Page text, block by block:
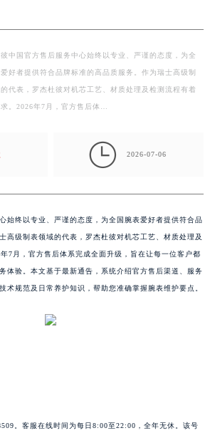
中国官方售后服务中心始终以专业、严谨的态度，为全
爱好者提供符合品牌标准的高品质服务。作为瑞士高级制
代表，罗杰杜彼对机芯工艺、材质处理及检测流程有着
求。2026年7月，官方售后体…
 2026-07-06
始终以专业、严谨的态度，为全国腕表爱好者提供符合品
高级制表领域的代表，罗杰杜彼对机芯工艺、材质处理及
7月，官方售后体系完成全面升级，旨在让每一位客户都
体验。本文基于最新通告，系统介绍官方售后渠道、服务
术规范及日常养护知识，帮助您准确掌握腕表维护要点。
。客服在线时间为每日8:00至22:00，全年无休。该号